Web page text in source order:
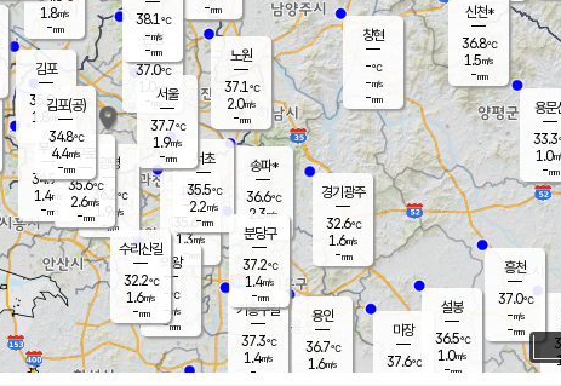
과천
35.6℃
1.3m/s
- mm
용인
36.7℃
1.6m/s
경기광주
32.6℃
1.6m/s
-mm
1.8m/s
-mm
신천*
36.8℃
1.5m/s
-mm
창현
-℃
-m/s
-mm
흥천
37.0℃
-m/s
-mm
마장
37.6℃
의왕
- ℃
-m/s
-mm
김포
35.9℃
1.8 m/s
mm
설봉
36.5℃
1.0m/s
-mm
광명
36.2 ℃
1.9 m/s
-mm
부천
34.9℃
1.4m/s
-mm
구로
35.6℃
2.6m/s
-mm
은평
37.0℃
1.0 m/s
- mm
노원
37.1℃
2.0m/s
-mm
송파*
36.6℃
2.3m/s
-mm
서초
35.5℃
2.2m/s
-mm
-mm
기흥구갈
37.3℃
1.4m/s
-
수리산길
32.2℃
1.6m/s
-mm
분당구
37.2℃
1.4m/s
-mm
38.1℃
-m/s
-mm
용문
33.3
1.0
-mm
김포(공)
34.8℃
4.4m/s
-mm
서울
37.7℃
1.9m/s
-mm